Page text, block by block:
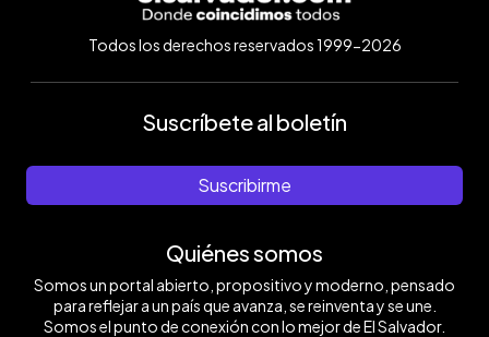
Todos los derechos reservados 1999-2026
Suscríbete al boletín
Suscribirme
Quiénes somos
Somos un portal abierto, propositivo y moderno, pensado
para reflejar a un país que avanza, se reinventa y se une.
Somos el punto de conexión con lo mejor de El Salvador.